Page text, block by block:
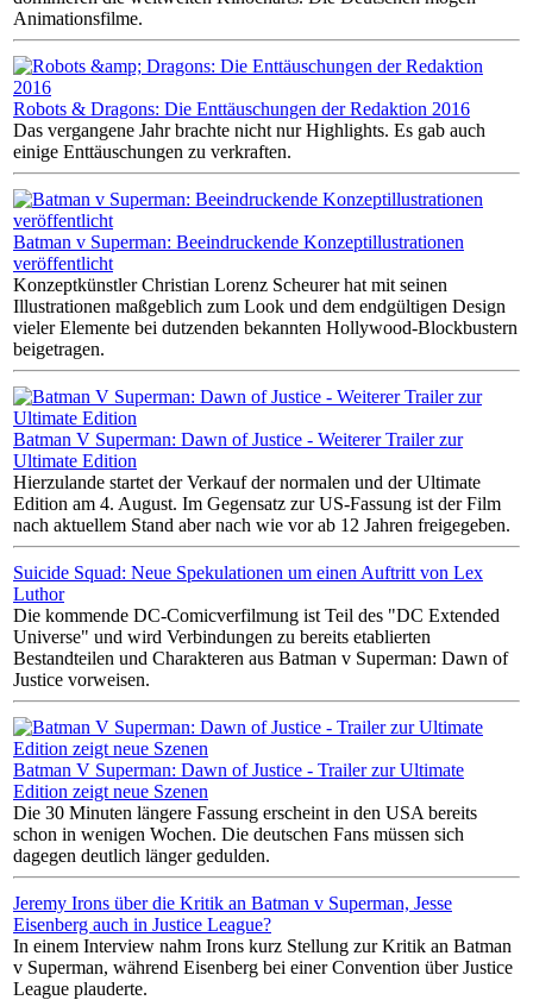
Animationsfilme.
Robots & Dragons: Die Enttäuschungen der Redaktion 2016
Das vergangene Jahr brachte nicht nur Highlights. Es gab auch
einige Enttäuschungen zu verkraften.
Batman v Superman: Beeindruckende Konzeptillustrationen
veröffentlicht
Konzeptkünstler Christian Lorenz Scheurer hat mit seinen
Illustrationen maßgeblich zum Look und dem endgültigen Design
vieler Elemente bei dutzenden bekannten Hollywood-Blockbustern
beigetragen.
Batman V Superman: Dawn of Justice - Weiterer Trailer zur
Ultimate Edition
Hierzulande startet der Verkauf der normalen und der Ultimate
Edition am 4. August. Im Gegensatz zur US-Fassung ist der Film
nach aktuellem Stand aber nach wie vor ab 12 Jahren freigegeben.
Suicide Squad: Neue Spekulationen um einen Auftritt von Lex
Luthor
Die kommende DC-Comicverfilmung ist Teil des "DC Extended
Universe" und wird Verbindungen zu bereits etablierten
Bestandteilen und Charakteren aus Batman v Superman: Dawn of
Justice vorweisen.
Batman V Superman: Dawn of Justice - Trailer zur Ultimate
Edition zeigt neue Szenen
Die 30 Minuten längere Fassung erscheint in den USA bereits
schon in wenigen Wochen. Die deutschen Fans müssen sich
dagegen deutlich länger gedulden.
Jeremy Irons über die Kritik an Batman v Superman, Jesse
Eisenberg auch in Justice League?
In einem Interview nahm Irons kurz Stellung zur Kritik an Batman
v Superman, während Eisenberg bei einer Convention über Justice
League plauderte.